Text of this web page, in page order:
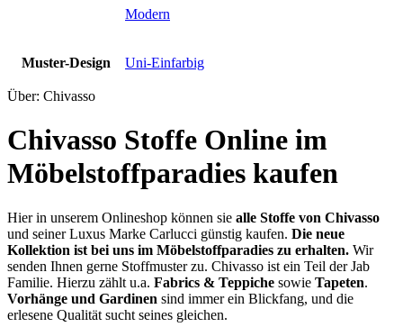
Modern
Muster-Design Uni-Einfarbig
Über: Chivasso
Chivasso Stoffe Online im
Möbelstoffparadies kaufen
Hier in unserem Onlineshop können sie alle Stoffe von Chivasso
und seiner Luxus Marke Carlucci günstig kaufen. Die neue
Kollektion ist bei uns im Möbelstoffparadies zu erhalten. Wir
senden Ihnen gerne Stoffmuster zu. Chivasso ist ein Teil der Jab
Familie. Hierzu zählt u.a. Fabrics & Teppiche sowie Tapeten.
Vorhänge und Gardinen sind immer ein Blickfang, und die
erlesene Qualität sucht seines gleichen.